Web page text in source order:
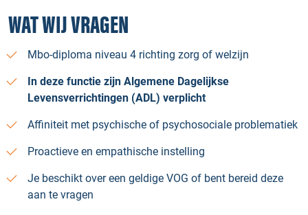
WAT WIJ VRAGEN
Mbo-diploma niveau 4 richting zorg of welzijn
In deze functie zijn Algemene Dagelijkse
Levensverrichtingen (ADL) verplicht
Affiniteit met psychische of psychosociale problematiek
Proactieve en empathische instelling
Je beschikt over een geldige VOG of bent bereid deze
aan te vragen